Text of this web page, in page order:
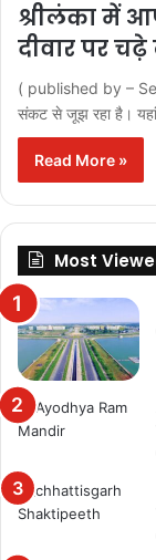
श्रीलंका में
दीवार पर
( published by –
संकट से जूझ रहा है। यहां
Read More »
Most